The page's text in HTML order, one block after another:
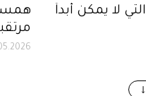
لا يمكن أبداً